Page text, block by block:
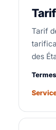
Tarif
des